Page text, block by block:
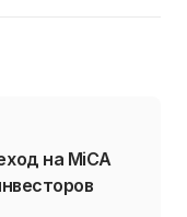
на MiCA